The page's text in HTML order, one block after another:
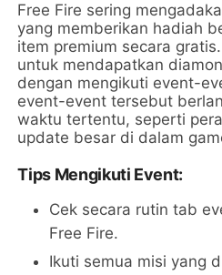
Free Fire sering
yang memberikan hadiah
item premium secara
untuk mendapatkan
dengan mengikuti event-
event-event tersebut
waktu tertentu, seperti
update besar di dalam
Tips Mengikuti Event:
Cek secara rutin tab
Free Fire.
Ikuti semua misi yang